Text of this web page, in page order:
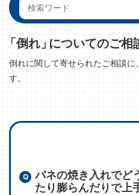
「倒れ」についてのご相
倒れに関して寄せられたご相談
す。
バネの焼き入れでど
たり膨らんだりで上